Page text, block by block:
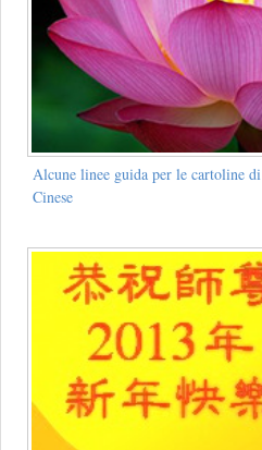
Alcune linee guida per le cartoline
Cinese